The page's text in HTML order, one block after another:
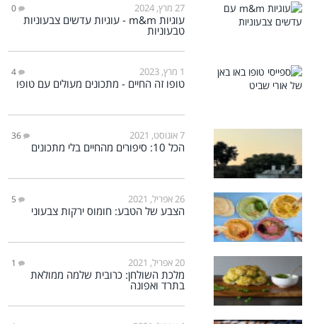
27 מרץ, 2024 0
עוגיות m&m - עוגיות עדשים צבעוניות
טבעוניות
1 מרץ, 2023 4
טופו זה החיים - מתכונים מעולים עם טופו
7 אוגוסט, 2021 36
הכל 10: סיפורים מהחיים בלי מתכונים
26 אפריל, 2021 5
הצבע של הטבע: חומוס ירקות צבעוני
20 אפריל, 2021 1
מלכת השולחן: כרובית שלמה ממולאת
בתרד ואפונה